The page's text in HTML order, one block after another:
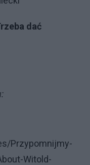
dać
Przypomnijmy-
Witold-